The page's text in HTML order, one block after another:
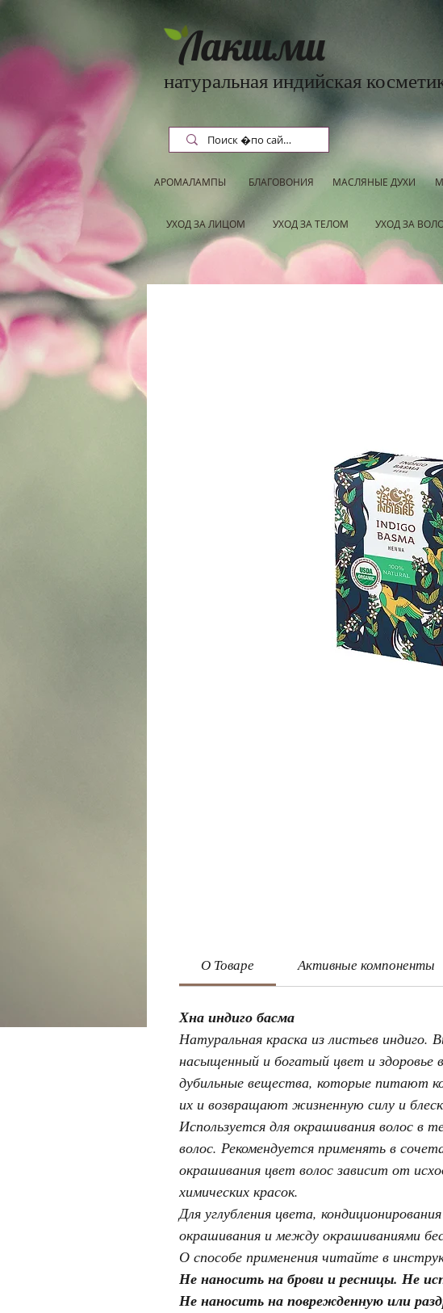
Лакшми
натуральная индийская
АРОМАЛАМПЫ БЛАГОВОНИЯ МАСЛЯНЫЕ ДУХИ
УХОД ЗА ЛИЦОМ УХОД ЗА ТЕЛОМ УХОД ЗА
О Товаре Активные компоненты
Хна индиго басма
Натуральная краска из листьев
насыщенный и богатый цвет и
дубильные вещества, которые питают
их и возвращают жизненную силу и
Используется для окрашивания волос в
волос. Рекомендуется применять в
окрашивания цвет волос зависит от
химических красок.
Для углубления цвета,
окрашивания и между окрашиваниями
О способе применения читайте в
Не наносить на брови и ресницы. Не
Не наносить на поврежденную или